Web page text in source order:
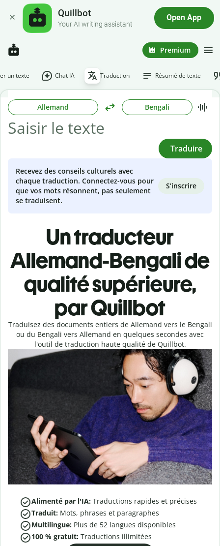
Quillbot
Your AI writing assistant
Open App
Premium
un texte Chat IA Traduction Résumé de texte
Allemand Bengali
Traduire
Recevez des conseils culturels avec
chaque traduction. Connectez-vous pour
que vos mots résonnent, pas seulement
se traduisent.
S’inscrire
Un traducteur
Allemand-Bengali de
qualité supérieure,
par Quillbot
Traduisez des documents entiers de Allemand vers le Bengali
ou du Bengali vers Allemand en quelques secondes avec
l'outil de traduction haute qualité de Quillbot.
Alimenté par l'IA: Traductions rapides et précises
Traduit: Mots, phrases et paragraphes
Multilingue: Plus de 52 langues disponibles
100 % gratuit: Traductions illimitées